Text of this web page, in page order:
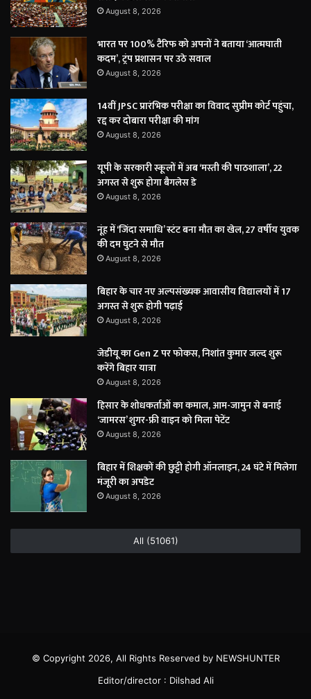
August 8, 2026
भारत पर 100% टैरिफ को अपनों ने बताया ‘आत्मघाती
कदम’, ट्रंप प्रशासन पर उठे सवाल
August 8, 2026
14वीं JPSC प्रारंभिक परीक्षा का विवाद सुप्रीम कोर्ट पहुंचा,
रद्द कर दोबारा परीक्षा की मांग
August 8, 2026
यूपी के सरकारी स्कूलों में अब ‘मस्ती की पाठशाला’, 22
अगस्त से शुरू होगा बैगलेस डे
August 8, 2026
नूंह में ‘जिंदा समाधि’ स्टंट बना मौत का खेल, 27 वर्षीय युवक
की दम घुटने से मौत
August 8, 2026
बिहार के चार नए अल्पसंख्यक आवासीय विद्यालयों में 17
अगस्त से शुरू होगी पढ़ाई
August 8, 2026
जेडीयू का Gen Z पर फोकस, निशांत कुमार जल्द शुरू
करेंगे बिहार यात्रा
August 8, 2026
हिसार के शोधकर्ताओं का कमाल, आम-जामुन से बनाई
‘जामरस’ शुगर-फ्री वाइन को मिला पेटेंट
August 8, 2026
बिहार में शिक्षकों की छुट्टी होगी ऑनलाइन, 24 घंटे में मिलेगा
मंजूरी का अपडेट
August 8, 2026
All (51061)
© Copyright 2026, All Rights Reserved by NEWSHUNTER
Editor/director : Dilshad Ali